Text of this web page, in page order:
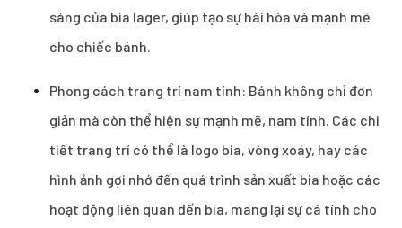
sáng của bia lager, giúp tạo sự hài hòa và mạnh mẽ
cho chiếc bánh.
Phong cách trang trí nam tính: Bánh không chỉ đơn
giản mà còn thể hiện sự mạnh mẽ, nam tính. Các chi
tiết trang trí có thể là logo bia, vòng xoáy, hay các
hình ảnh gợi nhớ đến quá trình sản xuất bia hoặc các
hoạt động liên quan đến bia, mang lại sự cá tính cho